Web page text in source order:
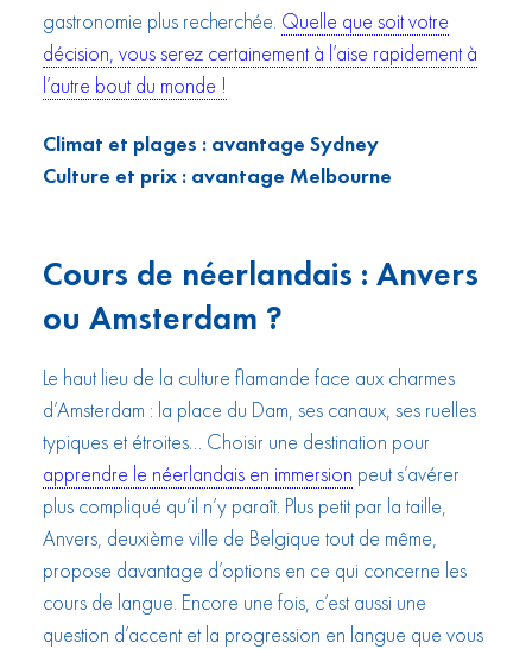
gastronomie plus recherchée. Quelle que soit votre
décision, vous serez certainement à l’aise rapidement à
l’autre bout du monde !
Climat et plages : avantage Sydney
Culture et prix : avantage Melbourne
Cours de néerlandais : Anvers
ou Amsterdam ?
Le haut lieu de la culture flamande face aux charmes
d’Amsterdam : la place du Dam, ses canaux, ses ruelles
typiques et étroites… Choisir une destination pour
apprendre le néerlandais en immersion peut s’avérer
plus compliqué qu’il n’y paraît. Plus petit par la taille,
Anvers, deuxième ville de Belgique tout de même,
propose davantage d’options en ce qui concerne les
cours de langue. Encore une fois, c’est aussi une
question d’accent et la progression en langue que vous